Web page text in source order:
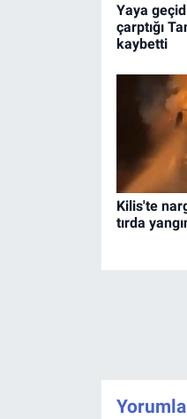
Yaya
çarptığı
kaybetti
Kilis'te
tırda